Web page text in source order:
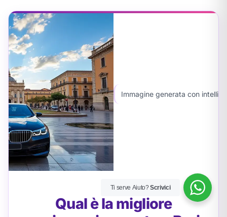
Qual è la migliore
Immagine generata con
Ti serve Aiuto?Scrivici